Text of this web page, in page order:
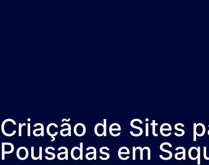
Criação de Sites
Pousadas em